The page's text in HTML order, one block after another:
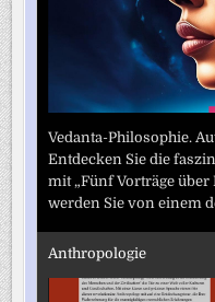
Vedanta-Philosophie.
Entdecken Sie die
mit „Fünf Vorträge
werden Sie von einem
Anthropologie